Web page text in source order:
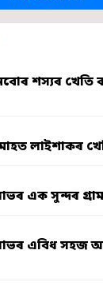
শস্যৰ খেতি
লাইশাকৰ
এক সুন্দৰ
এবিধ